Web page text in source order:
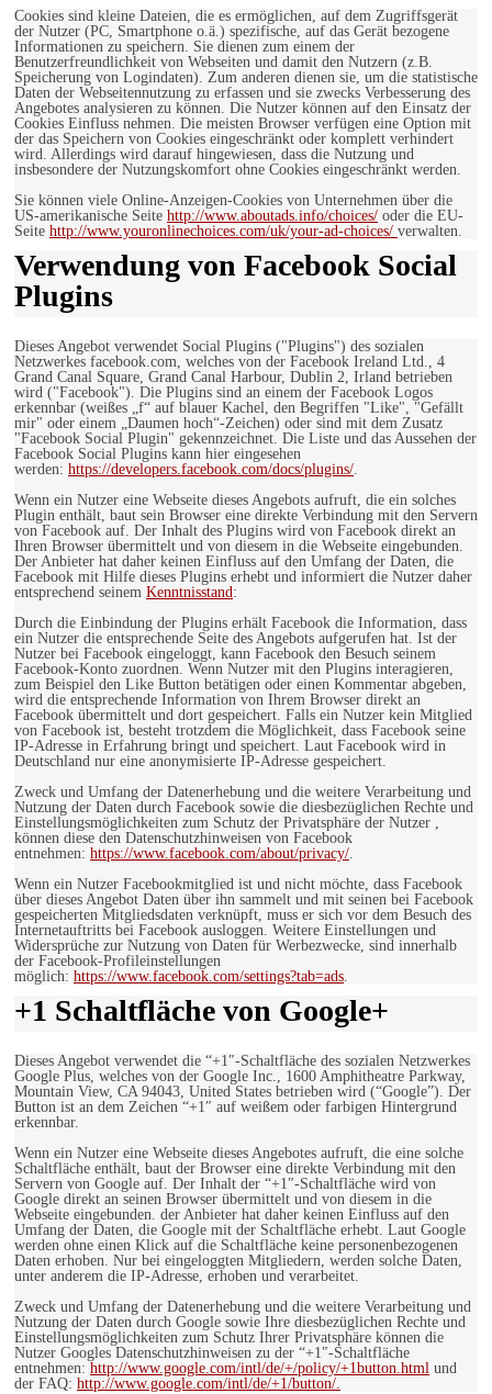
Cookies sind kleine Dateien, die es ermöglichen, auf dem Zugriffsgerät
der Nutzer (PC, Smartphone o.ä.) spezifische, auf das Gerät bezogene
Informationen zu speichern. Sie dienen zum einem der
Benutzerfreundlichkeit von Webseiten und damit den Nutzern (z.B.
Speicherung von Logindaten). Zum anderen dienen sie, um die statistische
Daten der Webseitennutzung zu erfassen und sie zwecks Verbesserung des
Angebotes analysieren zu können. Die Nutzer können auf den Einsatz der
Cookies Einfluss nehmen. Die meisten Browser verfügen eine Option mit
der das Speichern von Cookies eingeschränkt oder komplett verhindert
wird. Allerdings wird darauf hingewiesen, dass die Nutzung und
insbesondere der Nutzungskomfort ohne Cookies eingeschränkt werden.
Sie können viele Online-Anzeigen-Cookies von Unternehmen über die
US-amerikanische Seite http://www.aboutads.info/choices/ oder die EU-
Seite http://www.youronlinechoices.com/uk/your-ad-choices/ verwalten.
Verwendung von Facebook Social
Plugins
Dieses Angebot verwendet Social Plugins ("Plugins") des sozialen
Netzwerkes facebook.com, welches von der Facebook Ireland Ltd., 4
Grand Canal Square, Grand Canal Harbour, Dublin 2, Irland betrieben
wird ("Facebook"). Die Plugins sind an einem der Facebook Logos
erkennbar (weißes „f“ auf blauer Kachel, den Begriffen "Like", "Gefällt
mir" oder einem „Daumen hoch“-Zeichen) oder sind mit dem Zusatz
"Facebook Social Plugin" gekennzeichnet. Die Liste und das Aussehen der
Facebook Social Plugins kann hier eingesehen
werden: https://developers.facebook.com/docs/plugins/.
Wenn ein Nutzer eine Webseite dieses Angebots aufruft, die ein solches
Plugin enthält, baut sein Browser eine direkte Verbindung mit den Servern
von Facebook auf. Der Inhalt des Plugins wird von Facebook direkt an
Ihren Browser übermittelt und von diesem in die Webseite eingebunden.
Der Anbieter hat daher keinen Einfluss auf den Umfang der Daten, die
Facebook mit Hilfe dieses Plugins erhebt und informiert die Nutzer daher
entsprechend seinem Kenntnisstand:
Durch die Einbindung der Plugins erhält Facebook die Information, dass
ein Nutzer die entsprechende Seite des Angebots aufgerufen hat. Ist der
Nutzer bei Facebook eingeloggt, kann Facebook den Besuch seinem
Facebook-Konto zuordnen. Wenn Nutzer mit den Plugins interagieren,
zum Beispiel den Like Button betätigen oder einen Kommentar abgeben,
wird die entsprechende Information von Ihrem Browser direkt an
Facebook übermittelt und dort gespeichert. Falls ein Nutzer kein Mitglied
von Facebook ist, besteht trotzdem die Möglichkeit, dass Facebook seine
IP-Adresse in Erfahrung bringt und speichert. Laut Facebook wird in
Deutschland nur eine anonymisierte IP-Adresse gespeichert.
Zweck und Umfang der Datenerhebung und die weitere Verarbeitung und
Nutzung der Daten durch Facebook sowie die diesbezüglichen Rechte und
Einstellungsmöglichkeiten zum Schutz der Privatsphäre der Nutzer ,
können diese den Datenschutzhinweisen von Facebook
entnehmen: https://www.facebook.com/about/privacy/.
Wenn ein Nutzer Facebookmitglied ist und nicht möchte, dass Facebook
über dieses Angebot Daten über ihn sammelt und mit seinen bei Facebook
gespeicherten Mitgliedsdaten verknüpft, muss er sich vor dem Besuch des
Internetauftritts bei Facebook ausloggen. Weitere Einstellungen und
Widersprüche zur Nutzung von Daten für Werbezwecke, sind innerhalb
der Facebook-Profileinstellungen
möglich: https://www.facebook.com/settings?tab=ads.
+1 Schaltfläche von Google+
Dieses Angebot verwendet die “+1″-Schaltfläche des sozialen Netzwerkes
Google Plus, welches von der Google Inc., 1600 Amphitheatre Parkway,
Mountain View, CA 94043, United States betrieben wird (“Google”). Der
Button ist an dem Zeichen “+1″ auf weißem oder farbigen Hintergrund
erkennbar.
Wenn ein Nutzer eine Webseite dieses Angebotes aufruft, die eine solche
Schaltfläche enthält, baut der Browser eine direkte Verbindung mit den
Servern von Google auf. Der Inhalt der “+1″-Schaltfläche wird von
Google direkt an seinen Browser übermittelt und von diesem in die
Webseite eingebunden. der Anbieter hat daher keinen Einfluss auf den
Umfang der Daten, die Google mit der Schaltfläche erhebt. Laut Google
werden ohne einen Klick auf die Schaltfläche keine personenbezogenen
Daten erhoben. Nur bei eingeloggten Mitgliedern, werden solche Daten,
unter anderem die IP-Adresse, erhoben und verarbeitet.
Zweck und Umfang der Datenerhebung und die weitere Verarbeitung und
Nutzung der Daten durch Google sowie Ihre diesbezüglichen Rechte und
Einstellungsmöglichkeiten zum Schutz Ihrer Privatsphäre können die
Nutzer Googles Datenschutzhinweisen zu der “+1″-Schaltfläche
entnehmen: http://www.google.com/intl/de/+/policy/+1button.html und
der FAQ: http://www.google.com/intl/de/+1/button/.